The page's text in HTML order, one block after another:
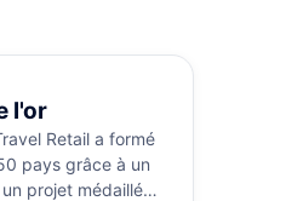
l'or
Retail a formé
pays grâce à un
projet médaillé